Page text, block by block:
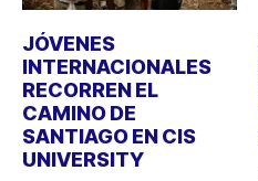
JÓVENES
INTERNACIONALES
RECORREN EL
CAMINO DE
SANTIAGO EN CIS
UNIVERSITY